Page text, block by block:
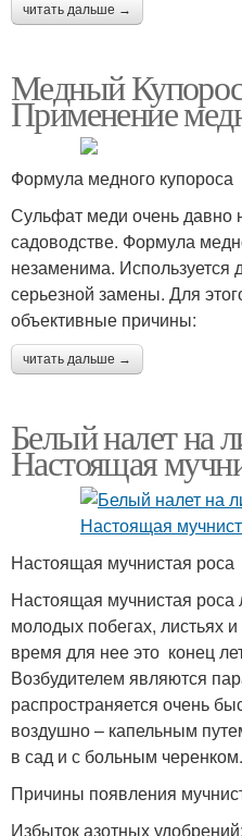
читать дальше →
Медный Купорос
Применение
Формула медного купороса
Сульфат меди очень давно
садоводстве. Формула
незаменима. Используется
серьезной замены. Для
объективные причины:
читать дальше →
Белый налет на
Настоящая
Настоящая мучнистая роса
Настоящая мучнистая роса
молодых побегах, листьях
время для нее это конец
Возбудителем являются
распространяется очень
воздушно – капельным
в сад и с больным черенком.
Причины появления
Избыток азотных